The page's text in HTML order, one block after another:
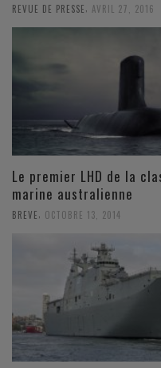
REVUE DE PRESSE, AVRIL 27, 2016
Le premier LHD de la
marine australienne
BREVE OCTOBRE 13, 2014